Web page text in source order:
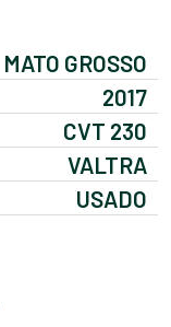
MATO GROSSO
2017
CVT 230
VALTRA
USADO